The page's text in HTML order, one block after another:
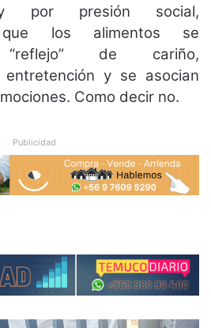
por presión social,
que los alimentos se
“reflejo” de cariño,
entretención y se asocian
Como decir no.
Publicidad